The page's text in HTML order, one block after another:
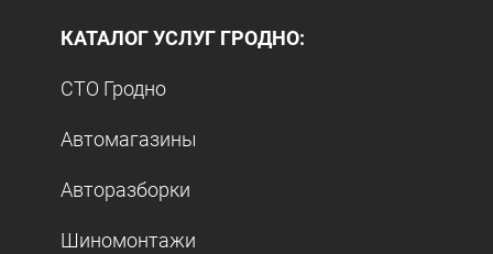
КАТАЛОГ УСЛУГ ГРОДНО:
СТО Гродно
Автомагазины
Авторазборки
Шиномонтажи